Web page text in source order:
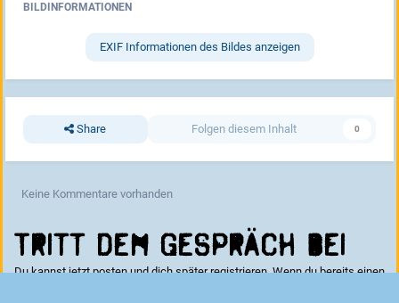
BILDINFORMATIONEN
EXIF Informationen des Bildes anzeigen
Share Folgen diesem Inhalt 0
Keine Kommentare vorhanden
Tritt dem Gespräch bei
Du kannst jetzt posten und dich später registrieren. Wenn du bereits einen